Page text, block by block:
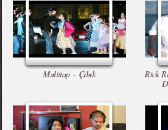
Multitap - Çıbık
Rick